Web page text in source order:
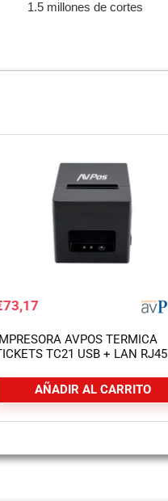
1.5 millones de cortes
73,17
AVPOS TERMICA
TC21 USB + LAN RJ45
AÑADIR AL CARRITO